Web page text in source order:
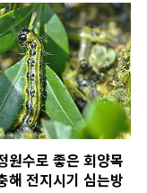
원수로 좋은 회양목
해 전지시기 심는방